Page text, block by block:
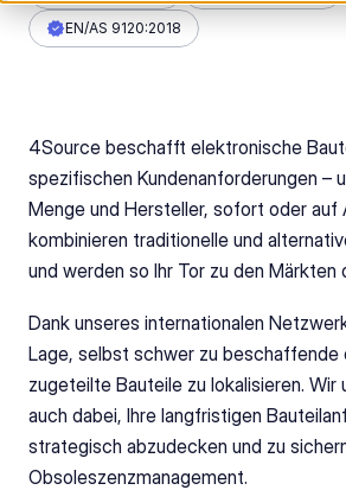
EN/AS 9120:2018
4Source beschafft elektronische
spezifischen Kundenanforderungen –
Menge und Hersteller, sofort oder auf
kombinieren traditionelle und
und werden so Ihr Tor zu den Märkten
Dank unseres internationalen
Lage, selbst schwer zu beschaffende
zugeteilte Bauteile zu lokalisieren.
auch dabei, Ihre langfristigen
strategisch abzudecken und zu
Obsoleszenzmanagement.